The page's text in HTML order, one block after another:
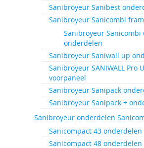
Sanibroyeur Sanibest
Sanibroyeur Sanicombi
Sanibroyeur Sanicombi
onderdelen
Sanibroyeur Saniwall up
Sanibroyeur SANIWALL Pro
voorpaneel
Sanibroyeur Sanipack
Sanibroyeur Sanipack +
Sanibroyeur onderdelen
Sanicompact 43 onderdelen
Sanicompact 48 onderdelen